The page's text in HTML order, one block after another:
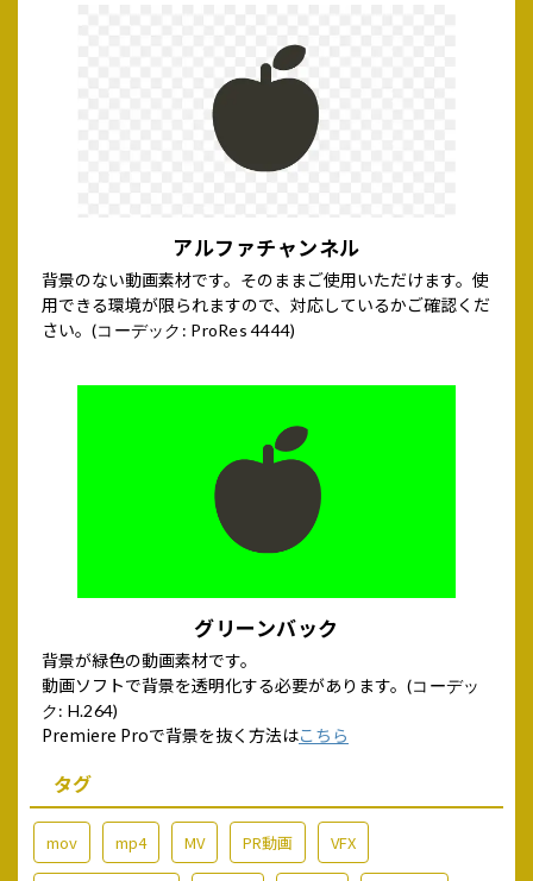
アルファチャンネル
背景のない動画素材です。そのままご使用いただけます。使
用できる環境が限られますので、対応しているかご確認くだ
さい。 (コーデック: ProRes 4444)
グリーンバック
背景が緑色の動画素材です。
動画ソフトで背景を透明化する必要があります。 (コーデッ
ク: H.264)
Premiere Proで背景を抜く方法はこちら
タグ
mov mp4 MV PR動画 VFX